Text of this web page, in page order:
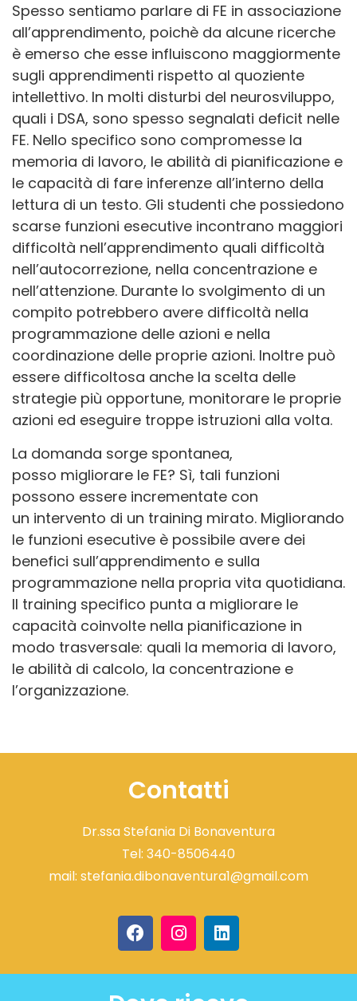
Spesso sentiamo parlare di FE in associazione
all’apprendimento, poichè da alcune ricerche
è emerso che esse influiscono maggiormente
sugli apprendimenti rispetto al quoziente
intellettivo. In molti disturbi del neurosviluppo,
quali i DSA, sono spesso segnalati deficit nelle
FE. Nello specifico sono compromesse la
memoria di lavoro, le abilità di pianificazione e
le capacità di fare inferenze all’interno della
lettura di un testo. Gli studenti che possiedono
scarse funzioni esecutive incontrano maggiori
difficoltà nell’apprendimento quali difficoltà
nell’autocorrezione, nella concentrazione e
nell’attenzione. Durante lo svolgimento di un
compito potrebbero avere difficoltà nella
programmazione delle azioni e nella
coordinazione delle proprie azioni. Inoltre può
essere difficoltosa anche la scelta delle
strategie più opportune, monitorare le proprie
azioni ed eseguire troppe istruzioni alla volta.
La domanda sorge spontanea,
posso migliorare le FE? Sì, tali funzioni
possono essere incrementate con
un intervento di un training mirato. Migliorando
le funzioni esecutive è possibile avere dei
benefici sull’apprendimento e sulla
programmazione nella propria vita quotidiana.
Il training specifico punta a migliorare le
capacità coinvolte nella pianificazione in
modo trasversale: quali la memoria di lavoro,
le abilità di calcolo, la concentrazione e
l’organizzazione.
Contatti
Dr.ssa Stefania Di Bonaventura
Tel: 340-8506440
mail: stefania.dibonaventura1@gmail.com